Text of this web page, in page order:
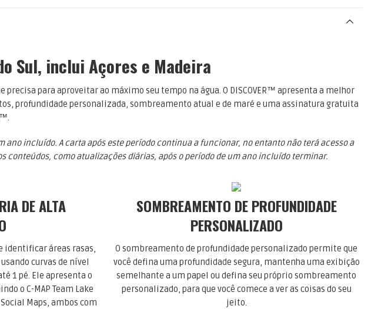
Sul, inclui Açores e Madeira
para aproveitar ao máximo seu tempo na água. O DISCOVER™ apresenta a melhor
profundidade personalizada, sombreamento atual e de maré e uma assinatura gratuita
incluído. A carta após este período continua a funcionar, no entanto não terá acesso a
conteúdos, como atualizações diárias, após o período de um ano incluído terminar.
DE ALTA
identificar áreas rasas,
curvas de nível
1 pé. Ele apresenta o
o C-MAP Team Lake
Maps, ambos com
SOMBREAMENTO DE PROFUNDIDADE
PERSONALIZADO
O sombreamento de profundidade personalizado permite que
você defina uma profundidade segura, mantenha uma exibição
semelhante a um papel ou defina seu próprio sombreamento
personalizado, para que você comece a ver as coisas do seu
jeito.